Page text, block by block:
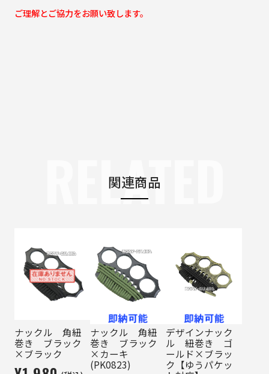
ご理解とご協力をお願い致します。
関連商品
RELATED
ナックル 角紐
巻き ブラック
×ブラック
ナックル 角紐
巻き ブラック
×カーキ
(PK0823)
デザインナック
ル 紐巻き ゴ
ールド×ブラッ
ク【ゆうパケッ